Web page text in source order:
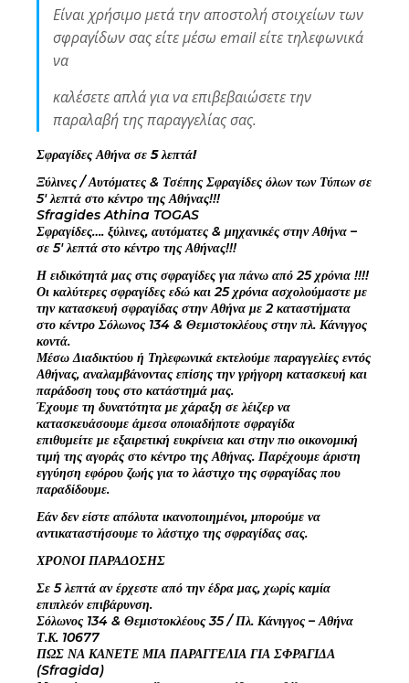
Είναι χρήσιμο μετά την αποστολή στοιχείων των
σφραγίδων σας είτε μέσω email είτε τηλεφωνικά
να
καλέσετε απλά για να επιβεβαιώσετε την
παραλαβή της παραγγελίας σας.
Σφραγίδες Αθήνα σε 5 λεπτά!
Ξύλινες / Αυτόματες & Τσέπης Σφραγίδες όλων των Τύπων σε
5′ λεπτά στο κέντρο της Αθήνας!!!
Sfragides Athina TOGAS
Σφραγίδες…. ξύλινες, αυτόματες & μηχανικές στην Αθήνα –
σε 5′ λεπτά στο κέντρο της Αθήνας!!!
Η ειδικότητά μας στις σφραγίδες για πάνω από 25 χρόνια !!!!
Οι καλύτερες σφραγίδες εδώ και 25 χρόνια ασχολούμαστε με
την κατασκευή σφραγίδας στην Αθήνα με 2 καταστήματα
στο κέντρο Σόλωνος 134 & Θεμιστοκλέους στην πλ. Κάνιγγος
κοντά.
Μέσω Διαδικτύου ή Τηλεφωνικά εκτελούμε παραγγελίες εντός
Αθήνας, αναλαμβάνοντας επίσης την γρήγορη κατασκευή και
παράδοση τους στο κατάστημά μας.
Έχουμε τη δυνατότητα με χάραξη σε λέιζερ να
κατασκευάσουμε άμεσα οποιαδήποτε σφραγίδα
επιθυμείτε με εξαιρετική ευκρίνεια και στην πιο οικονομική
τιμή της αγοράς στο κέντρο της Αθήνας. Παρέχουμε άριστη
εγγύηση εφόρου ζωής για το λάστιχο της σφραγίδας που
παραδίδουμε.
Εάν δεν είστε απόλυτα ικανοποιημένοι, μπορούμε να
αντικαταστήσουμε το λάστιχο της σφραγίδας σας.
ΧΡΟΝΟΙ ΠΑΡΑΔΟΣΗΣ
Σε 5 λεπτά αν έρχεστε από την έδρα μας, χωρίς καμία
επιπλεόν επιβάρυνση.
Σόλωνος 134 & Θεμιστοκλέους 35 / Πλ. Κάνιγγος – Αθήνα
Τ.Κ. 10677
ΠΩΣ ΝΑ ΚΑΝΕΤΕ ΜΙΑ ΠΑΡΑΓΓΕΛΙΑ ΓΙΑ ΣΦΡΑΓΙΔΑ
(Sfragida)